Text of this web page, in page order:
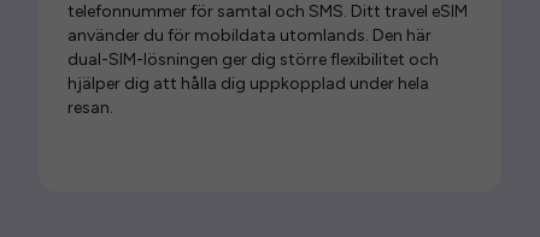
telefonnummer för samtal och SMS. Ditt travel eSIM
använder du för mobildata utomlands. Den här
dual-SIM-lösningen ger dig större flexibilitet och
hjälper dig att hålla dig uppkopplad under hela
resan.